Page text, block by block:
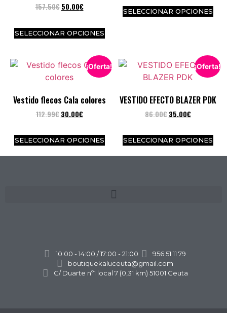
157.50€ 50.00€
SELECCIONAR OPCIONES
SELECCIONAR OPCIONES
¡Oferta!
Vestido flecos Cala colores
112.99€ 30.00€
SELECCIONAR OPCIONES
¡Oferta!
VESTIDO EFECTO BLAZER PDK
86.00€ 35.00€
SELECCIONAR OPCIONES
10:00 - 14:00 / 17:00 - 21:00
956 51 11 79
boutiquekaluceuta@gmail.com
C/ Duarte nº1 local 7 (0,31 km) 51001 Ceuta